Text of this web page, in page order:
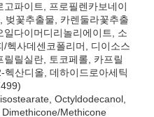
파이트, 프로필렌카보네이
벚꽃추출물, 카렌둘라꽃추출
다이머디리놀리에이트, 소
헥사데센코폴리머, 디이소스
릴실란, 토코페롤, 카프릴
산디올, 데하이드로아세틱
Octyldodecanol,
Methicone